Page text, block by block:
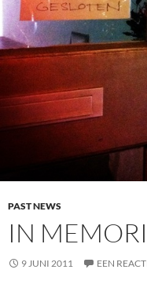
PAST NEWS
IN
9 JUNI 2011 EEN